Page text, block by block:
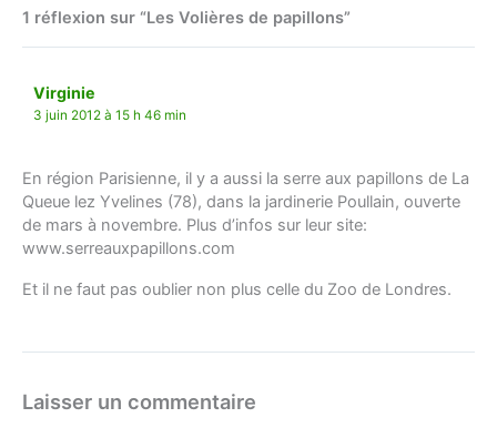
1 réflexion sur “Les Volières de papillons”
Virginie
3 juin 2012 à 15 h 46 min
En région Parisienne, il y a aussi la serre aux papillons de La
Queue lez Yvelines (78), dans la jardinerie Poullain, ouverte
de mars à novembre. Plus d’infos sur leur site:
www.serreauxpapillons.com
Et il ne faut pas oublier non plus celle du Zoo de Londres.
Laisser un commentaire